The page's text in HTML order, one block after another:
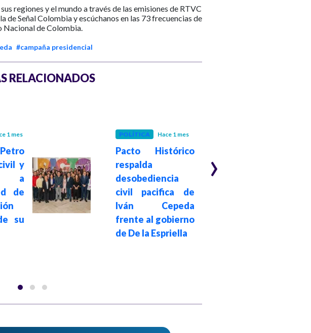
regiones y el mundo a través de las emisiones de RTVC
de Señal Colombia y escúchanos en las 73 frecuencias de
Nacional de Colombia.
#campaña presidencial
RELACIONADOS
1 mes
y
a
de
su
POLÍTICA Hace 1 mes
Pacto Histórico
respalda
desobediencia
civil pacifica de
Iván Cepeda
frente al gobierno
de De la Espriella
›